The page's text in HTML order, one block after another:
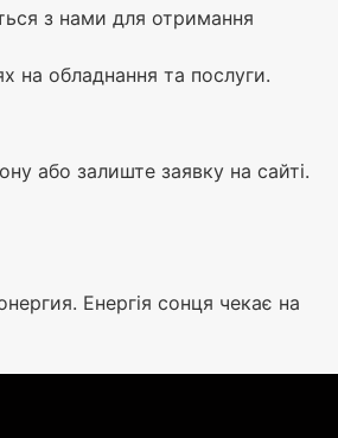
з нами для отримання
на обладнання та послуги.
або залиште заявку на сайті.
Енергія сонця чекає на